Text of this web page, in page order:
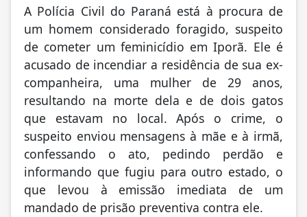
A Polícia Civil do Paraná está à procura de
um homem considerado foragido, suspeito
de cometer um feminicídio em Iporã. Ele é
acusado de incendiar a residência de sua ex-
companheira, uma mulher de 29 anos,
resultando na morte dela e de dois gatos
que estavam no local. Após o crime, o
suspeito enviou mensagens à mãe e à irmã,
confessando o ato, pedindo perdão e
informando que fugiu para outro estado, o
que levou à emissão imediata de um
mandado de prisão preventiva contra ele.